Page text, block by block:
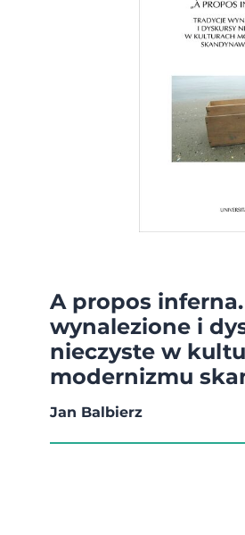
A propos
wynalezione i
nieczyste w
modernizmu
Jan Balbierz